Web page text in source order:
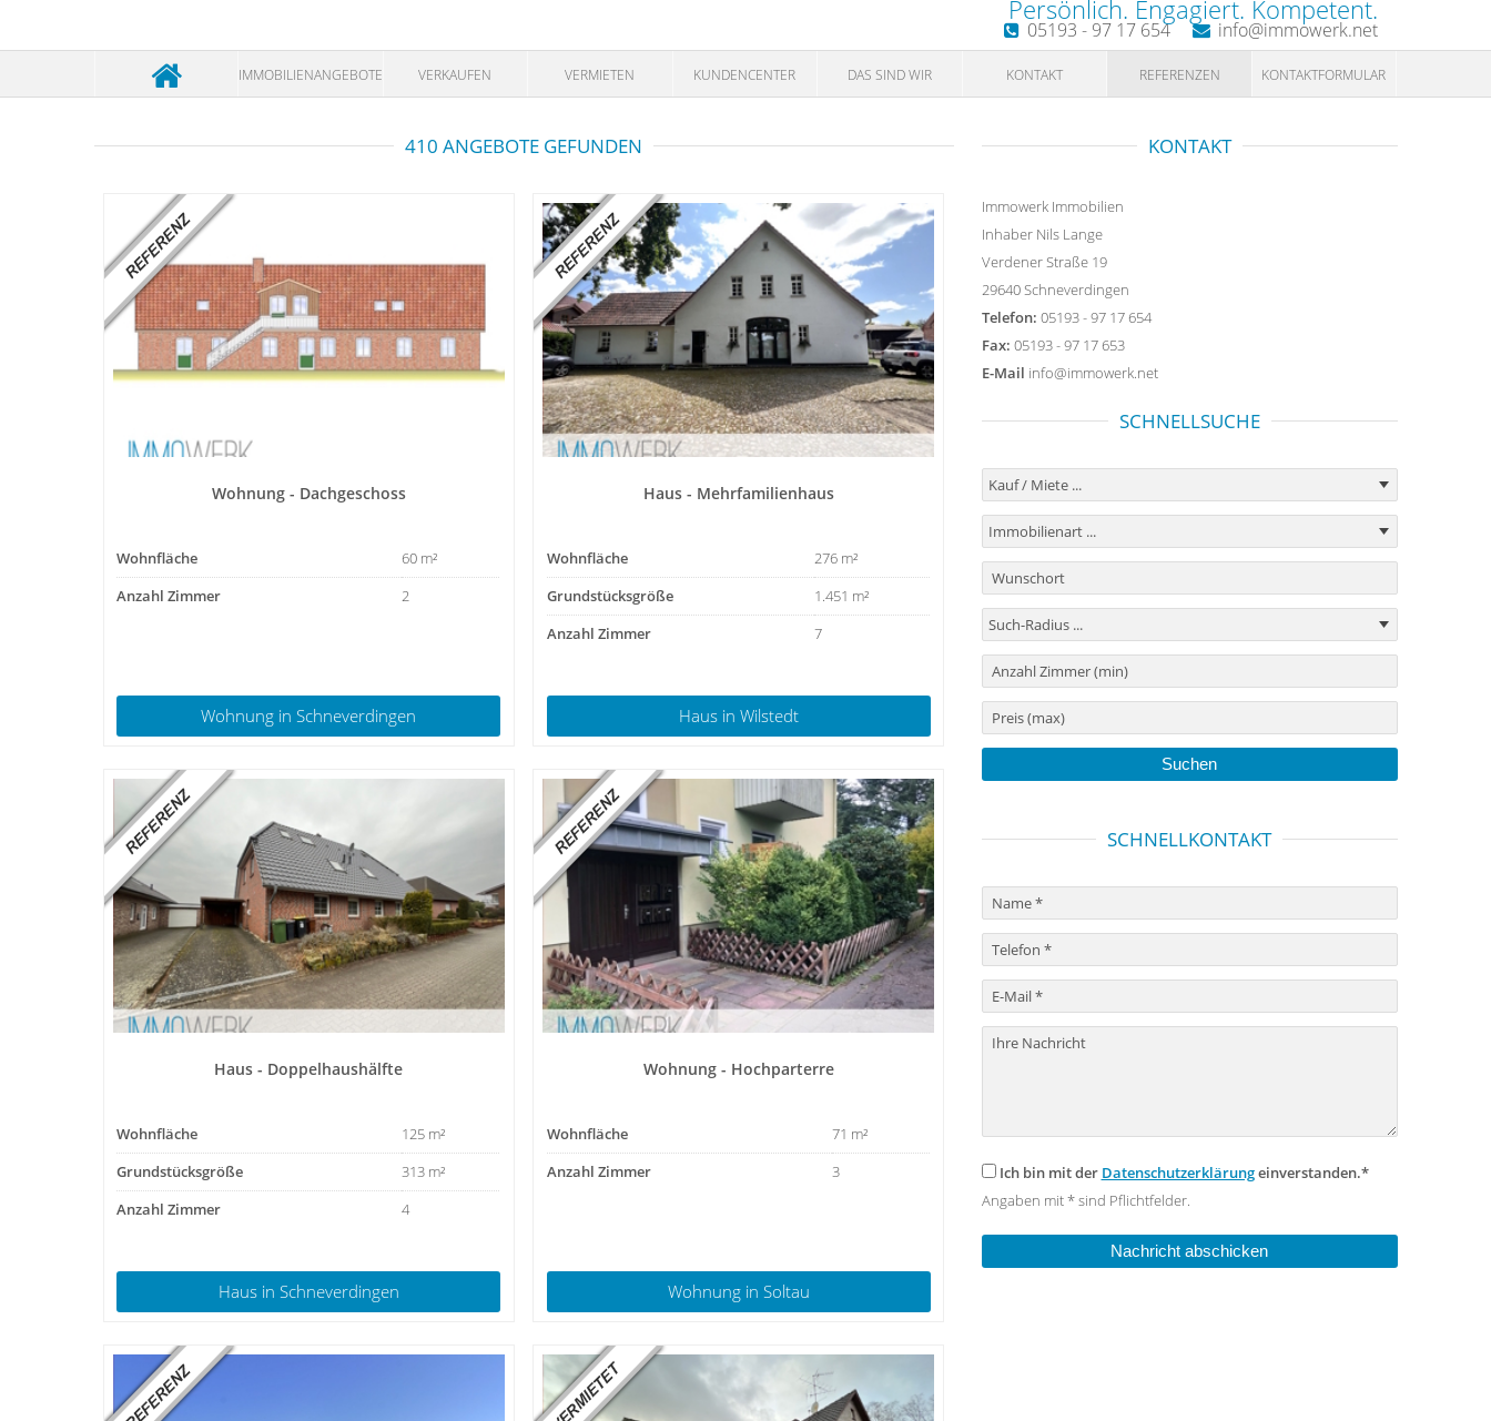
05193 - 97 17 654 info@immowerk.net
Persönlich. Engagiert. Kompetent.
IMMOBILIENANGEBOTE VERKAUFEN VERMIETEN KUNDENCENTER DAS SIND WIR KONTAKT REFERENZEN KONTAKTFORMULAR
410 ANGEBOTE GEFUNDEN
Wohnung - Dachgeschoss
Wohnfläche
60 m²
Anzahl Zimmer
2
Wohnung in Schneverdingen
Haus - Mehrfamilienhaus
Wohnfläche
276 m²
Grundstücksgröße
1.451 m²
Anzahl Zimmer
7
Haus in Wilstedt
Haus - Doppelhaushälfte
Wohnfläche
125 m²
Grundstücksgröße
313 m²
Anzahl Zimmer
4
Haus in Schneverdingen
Wohnung - Hochparterre
Wohnfläche
71 m²
Anzahl Zimmer
3
Wohnung in Soltau
KONTAKT
Immowerk Immobilien
Inhaber Nils Lange
Verdener Straße 19
29640 Schneverdingen
Telefon: 05193 - 97 17 654
Fax: 05193 - 97 17 653
E-Mail info@immowerk.net
SCHNELLSUCHE
SCHNELLKONTAKT
Ich bin mit der Datenschutzerklärungeinverstanden.*
Angaben mit * sind Pflichtfelder.